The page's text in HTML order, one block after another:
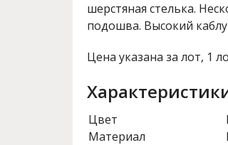
шерстяная стелька.
подошва. Высокий
Цена указана за лот, 1
Цвет
Материал